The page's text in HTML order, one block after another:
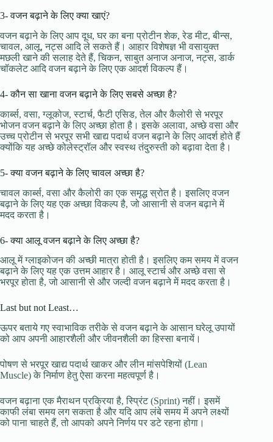
3- वजन बढ़ाने के लिए क्या खाएं?
वजन बढ़ाने के लिए आप दूध, घर का बना प्रोटीन शेक, रेड मीट, बीन्स,
चावल, आलू, नट्स आदि ले सकते हैं। आहार विशेषज्ञ भी वसायुक्त
मछली खाने की सलाह देते हैं, चिकन, साबुत अनाज अनाज, नट्स, डार्क
चॉकलेट आदि वजन बढ़ाने के लिए एक आदर्श विकल्प हैं।
4- कौन सा खाना वजन बढ़ाने के लिए सबसे अच्छा है?
कार्ब्स, वसा, ग्लूकोज, स्टार्च, फैटी एसिड, तेल और कैलोरी से भरपूर
भोजन वजन बढ़ाने के लिए अच्छा होता है। इसके अलावा, अच्छे वसा और
उच्च प्रोटीन से भरपूर सभी खाद्य पदार्थ वजन बढ़ाने के लिए आदर्श होते हैं
क्योंकि यह अच्छे कोलेस्ट्रॉल और स्वस्थ तंदुरुस्ती को बढ़ावा देता है।
5- क्या वजन बढ़ाने के लिए चावल अच्छा है?
चावल कार्ब्स, वसा और कैलोरी का एक समृद्ध स्रोत है। इसलिए वजन
बढ़ाने के लिए यह एक अच्छा विकल्प है, जो आसानी से वजन बढ़ाने में
मदद करता है।
6- क्या आलू वजन बढ़ाने के लिए अच्छा है?
आलू में ग्लाइकोजन की अच्छी मात्रा होती है। इसलिए कम समय में वजन
बढ़ाने के लिए यह एक उत्तम आहार है। आलू स्टार्च और अच्छे वसा से
भरपूर होता है, जो आसानी से और जल्दी वजन बढ़ाने में मदद करता है।
Last but not Least…
ऊपर बताये गए स्वाभाविक तरीके से वजन बढ़ाने के आसान घरेलू उपायों
को आप अपनी आहारशैली और जीवनशैली का हिस्सा बनायें।
पोषण से भरपूर खाद्य पदार्थ खाकर और लीन मांसपेशियों (Lean
Muscle) के निर्माण हेतु ऐसा करना महत्वपूर्ण है।
वजन बढ़ाना एक मैराथन प्रक्रिया है, स्प्रिंट (Sprint) नहीं। इसमें
काफी लंबा समय लग सकता है और यदि आप लंबे समय में अपने लक्ष्यों
को पाना चाहते हैं, तो आपको अपने निर्णय पर डटे रहना होगा।